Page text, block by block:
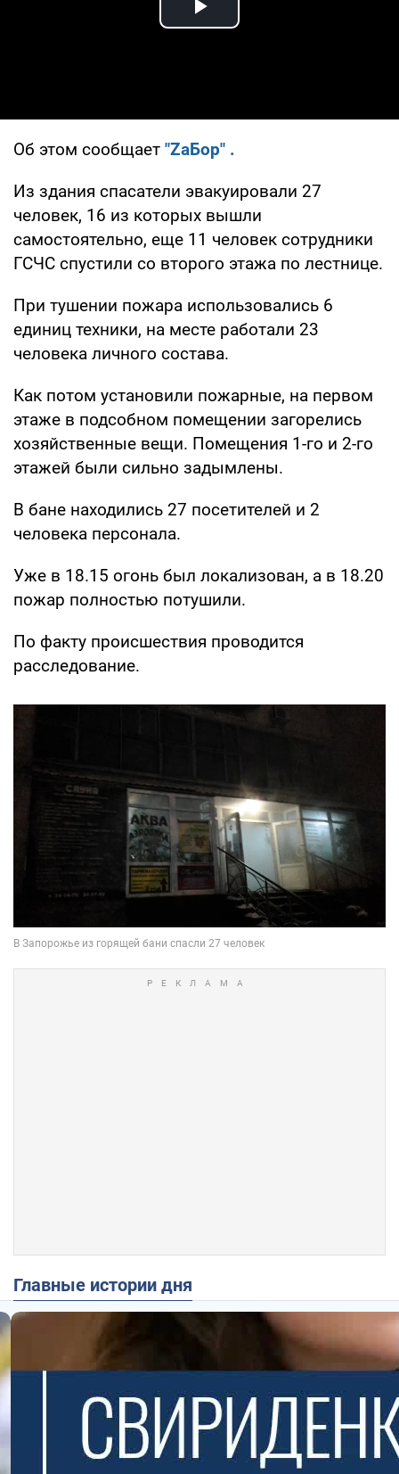
Play Video
Об этом сообщает "ZaБор" .
Из здания спасатели эвакуировали 27
человек, 16 из которых вышли
самостоятельно, еще 11 человек сотрудники
ГСЧС спустили со второго этажа по лестнице.
При тушении пожара использовались 6
единиц техники, на месте работали 23
человека личного состава.
Как потом установили пожарные, на первом
этаже в подсобном помещении загорелись
хозяйственные вещи. Помещения 1-го и 2-го
этажей были сильно задымлены.
В бане находились 27 посетителей и 2
человека персонала.
Уже в 18.15 огонь был локализован, а в 18.20
пожар полностью потушили.
По факту происшествия проводится
расследование.
Главные истории дня